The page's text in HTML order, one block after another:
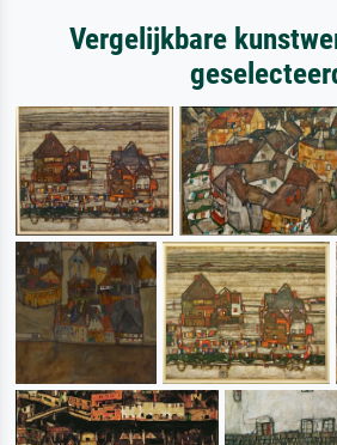
Vergelijkbare